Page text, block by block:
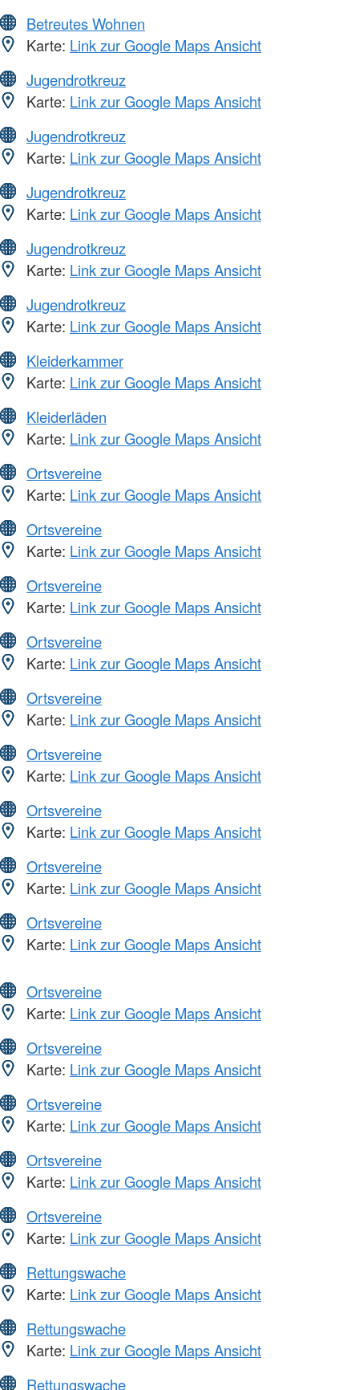
Betreutes Wohnen
Karte: Link zur Google Maps Ansicht
Jugendrotkreuz
Karte: Link zur Google Maps Ansicht
Jugendrotkreuz
Karte: Link zur Google Maps Ansicht
Jugendrotkreuz
Karte: Link zur Google Maps Ansicht
Jugendrotkreuz
Karte: Link zur Google Maps Ansicht
Jugendrotkreuz
Karte: Link zur Google Maps Ansicht
Kleiderkammer
Karte: Link zur Google Maps Ansicht
Kleiderläden
Karte: Link zur Google Maps Ansicht
Ortsvereine
Karte: Link zur Google Maps Ansicht
Ortsvereine
Karte: Link zur Google Maps Ansicht
Ortsvereine
Karte: Link zur Google Maps Ansicht
Ortsvereine
Karte: Link zur Google Maps Ansicht
Ortsvereine
Karte: Link zur Google Maps Ansicht
Ortsvereine
Karte: Link zur Google Maps Ansicht
Ortsvereine
Karte: Link zur Google Maps Ansicht
Ortsvereine
Karte: Link zur Google Maps Ansicht
Ortsvereine
Karte: Link zur Google Maps Ansicht
Ortsvereine
Karte: Link zur Google Maps Ansicht
Ortsvereine
Karte: Link zur Google Maps Ansicht
Ortsvereine
Karte: Link zur Google Maps Ansicht
Ortsvereine
Karte: Link zur Google Maps Ansicht
Ortsvereine
Karte: Link zur Google Maps Ansicht
Rettungswache
Karte: Link zur Google Maps Ansicht
Rettungswache
Karte: Link zur Google Maps Ansicht
Rettungswache